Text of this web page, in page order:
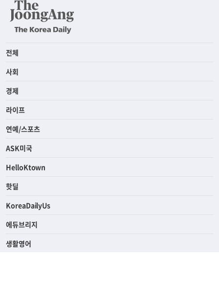
전체
사회
경제
라이프
연예/스포츠
ASK미국
HelloKtown
핫딜
KoreaDailyUs
에듀브리지